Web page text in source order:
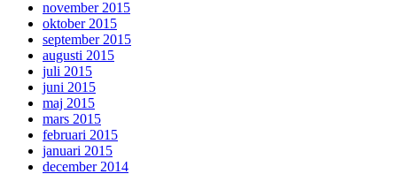
november 2015
oktober 2015
september 2015
augusti 2015
juli 2015
juni 2015
maj 2015
mars 2015
februari 2015
januari 2015
december 2014